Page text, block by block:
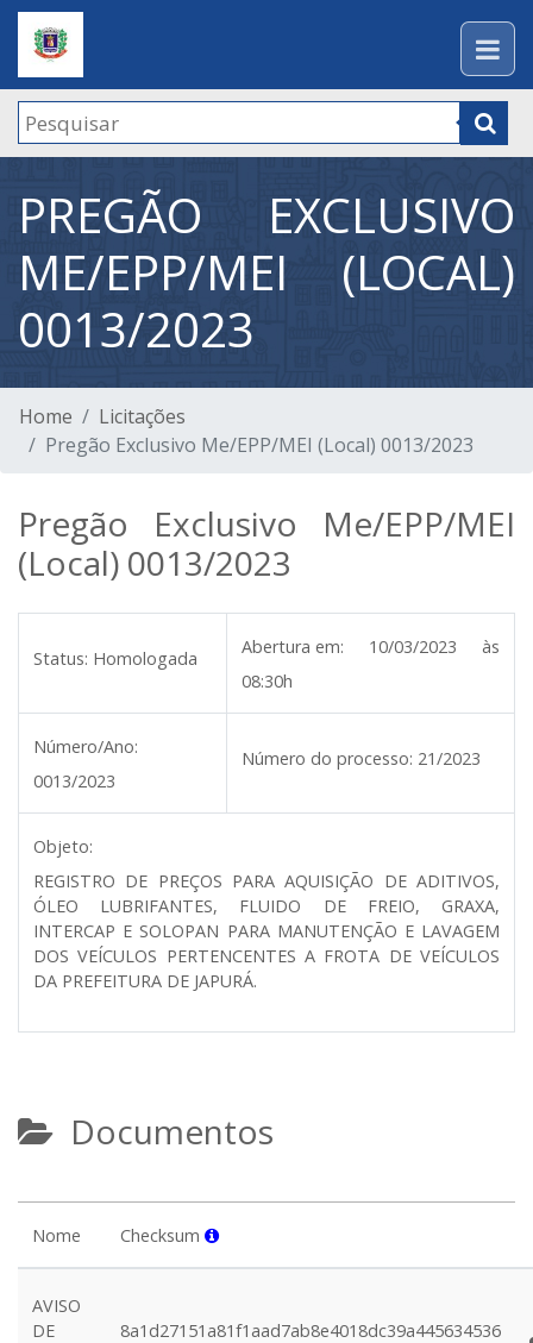
PREGÃO EXCLUSIVO
ME/EPP/MEI (LOCAL)
0013/2023
Home
Licitações
Pregão Exclusivo Me/EPP/MEI (Local) 0013/2023
Pregão Exclusivo Me/EPP/MEI
(Local) 0013/2023
Status: Homologada
Abertura em:
10/03/2023 às
08:30h
Número/Ano:
0013/2023
Número do processo: 21/2023
Objeto:
REGISTRO DE PREÇOS PARA AQUISIÇÃO DE ADITIVOS,
ÓLEO LUBRIFANTES, FLUIDO DE FREIO, GRAXA,
INTERCAP E SOLOPAN PARA MANUTENÇÃO E LAVAGEM
DOS VEÍCULOS PERTENCENTES A FROTA DE VEÍCULOS
DA PREFEITURA DE JAPURÁ.
Documentos
Nome Checksum
AVISO
DE
8a1d27151a81f1aad7ab8e4018dc39a445634536